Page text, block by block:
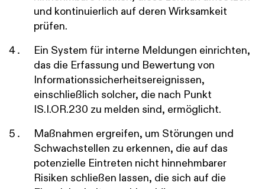
und kontinuierlich auf deren Wirksamkeit
prüfen.
Ein System für interne Meldungen einrichten,
das die Erfassung und Bewertung von
Informationssicherheitsereignissen,
einschließlich solcher, die nach Punkt
IS.I.OR.230 zu melden sind, ermöglicht.
Maßnahmen ergreifen, um Störungen und
Schwachstellen zu erkennen, die auf das
potenzielle Eintreten nicht hinnehmbarer
Risiken schließen lassen, die sich auf die